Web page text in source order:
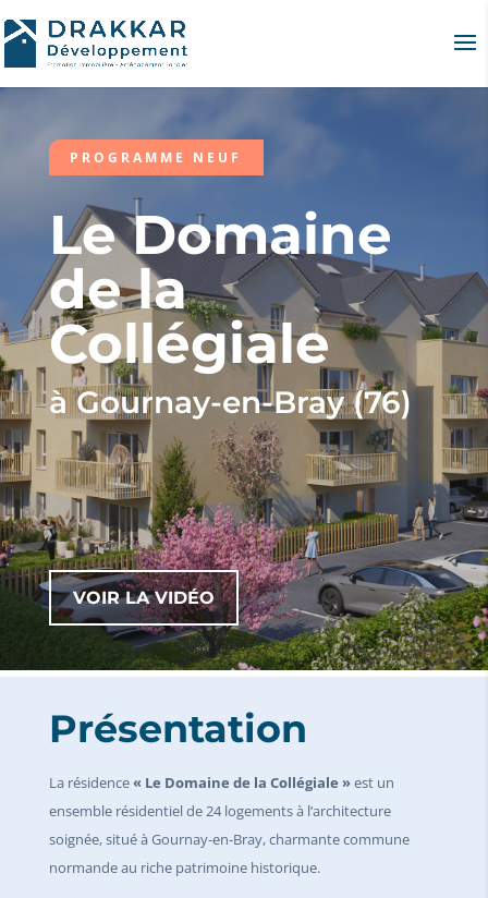
PROGRAMME NEUF
Le Domaine
de la
Collégiale
à Gournay-en-Bray (76)
VOIR LA VIDÉO
Présentation
La résidence« Le Domaine de la Collégiale »est un
ensemble résidentiel de 24 logements à l’architecture
soignée, situé à Gournay-en-Bray, charmante commune
normande au riche patrimoine historique.